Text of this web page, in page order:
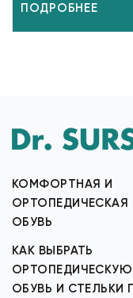
ПОДРОБНЕЕ
КОМФОРТНАЯ И
ОРТОПЕДИЧЕСКАЯ
ОБУВЬ
КАК ВЫБРАТЬ
ОРТОПЕДИЧЕСКУЮ
ОБУВЬ И СТЕЛЬКИ